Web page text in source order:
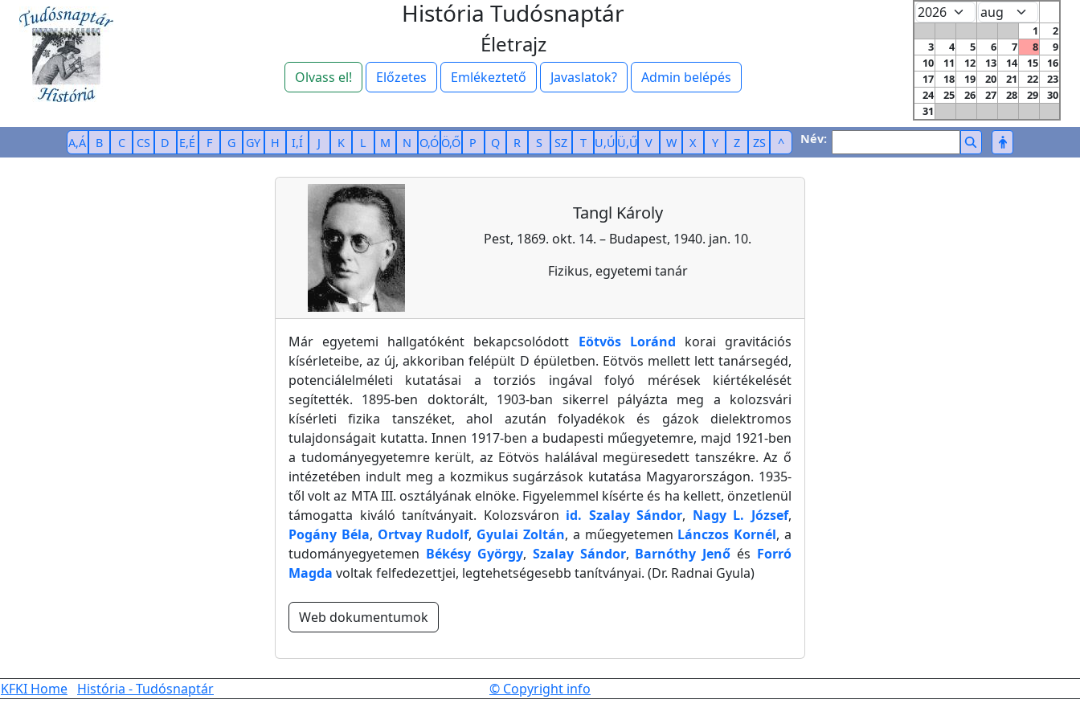
História Tudósnaptár
Életrajz
Olvass el! Előzetes Emlékeztető Javaslatok? Admin belépés
1
2
3
4 5 6 7 8
9
10
11 12 13 14 15
16
17
18 19 20 21 22
23
24
25 26 27 28 29
30
31
A,Á B C CS D E,É F G GY H I,Í J K L M N O,Ó Ö,Ő P Q R S SZ T U,Ú Ü,Ű V W X Y Z ZS ^ Név:
Tangl Károly
Pest, 1869. okt. 14. – Budapest, 1940. jan. 10.
Fizikus, egyetemi tanár
Már egyetemi hallgatóként bekapcsolódott Eötvös Loránd korai gravitációs
kísérleteibe, az új, akkoriban felépült D épületben. Eötvös mellett lett tanársegéd,
potenciálelméleti kutatásai a torziós ingával folyó mérések kiértékelését
segítették. 1895-ben doktorált, 1903-ban sikerrel pályázta meg a kolozsvári
kísérleti fizika tanszéket, ahol azután folyadékok és gázok dielektromos
tulajdonságait kutatta. Innen 1917-ben a budapesti műegyetemre, majd 1921-ben
a tudományegyetemre került, az Eötvös halálával megüresedett tanszékre. Az ő
intézetében indult meg a kozmikus sugárzások kutatása Magyarországon. 1935-
től volt az MTA III. osztályának elnöke. Figyelemmel kísérte és ha kellett, önzetlenül
támogatta kiváló tanítványait. Kolozsváron id. Szalay Sándor, Nagy L. József,
Pogány Béla, Ortvay Rudolf, Gyulai Zoltán, a műegyetemen Lánczos Kornél, a
tudományegyetemen Békésy György, Szalay Sándor, Barnóthy Jenő és Forró
Magda voltak felfedezettjei, legtehetségesebb tanítványai. (Dr. Radnai Gyula)
Web dokumentumok
KFKI Home História - Tudósnaptár © Copyright info